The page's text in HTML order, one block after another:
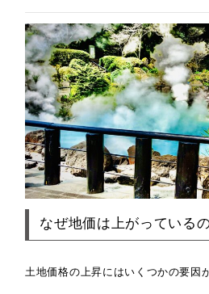
なぜ地価は上がっている
土地価格の上昇にはいくつかの要因